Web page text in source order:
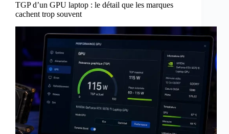
TGP d’un GPU laptop : le détail que les marques
cachent trop souvent